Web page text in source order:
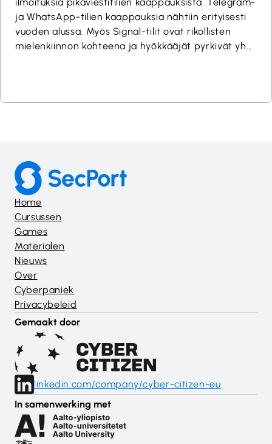
ja WhatsApp-tilien kaappauksia nähtiin erityisesti
vuoden alussa. Myös Signal-tilit ovat rikollisten
mielenkiinnon kohteena ja hyökkääjät pyrkivät yhä
ja millä toimintatavoilla voit merkittävästi
Home
Cursussen
Games
Materialen
Nieuws
Over
Cyberpaniek
Privacybeleid
Gemaakt door
linkedin.com/company/cyber-citizen-eu
In samenwerking met